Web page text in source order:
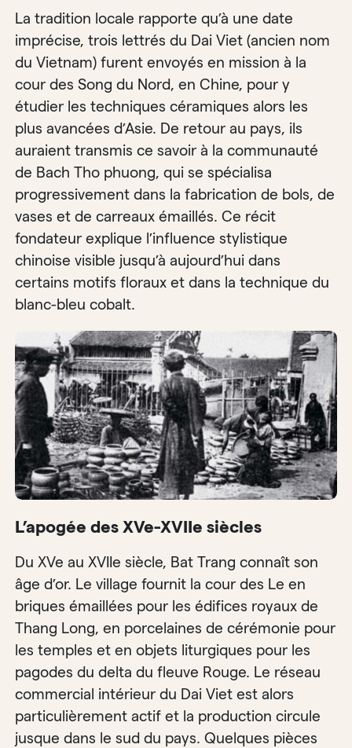
La tradition locale rapporte qu’à une date
imprécise, trois lettrés du Dai Viet (ancien nom
du Vietnam) furent envoyés en mission à la
cour des Song du Nord, en Chine, pour y
étudier les techniques céramiques alors les
plus avancées d’Asie. De retour au pays, ils
auraient transmis ce savoir à la communauté
de Bach Tho phuong, qui se spécialisa
progressivement dans la fabrication de bols, de
vases et de carreaux émaillés. Ce récit
fondateur explique l’influence stylistique
chinoise visible jusqu’à aujourd’hui dans
certains motifs floraux et dans la technique du
blanc-bleu cobalt.
L’apogée des XVe-XVIIe siècles
Du XVe au XVIIe siècle, Bat Trang connaît son
âge d’or. Le village fournit la cour des Le en
briques émaillées pour les édifices royaux de
Thang Long, en porcelaines de cérémonie pour
les temples et en objets liturgiques pour les
pagodes du delta du fleuve Rouge. Le réseau
commercial intérieur du Dai Viet est alors
particulièrement actif et la production circule
jusque dans le sud du pays. Quelques pièces